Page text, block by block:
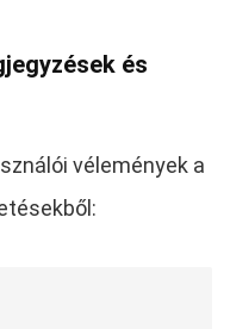
és
vélemények a